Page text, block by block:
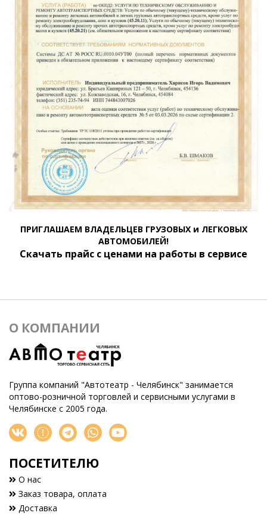
ПРИГЛАШАЕМ ВЛАДЕЛЬЦЕВ ГРУЗОВЫХ и ЛЕГКОВЫХ
АВТОМОБИЛЕЙ!
Скачать прайс с ценами на работы в сервисе
О КОМПАНИИ
Группа компаний "Автотеатр - Челябинск" занимается
оптово-розничной торговлей и сервисными услугами в
Челябинске с 2005 года.
ПОСЕТИТЕЛЮ
О нас
Заказ товара, оплата
Доставка